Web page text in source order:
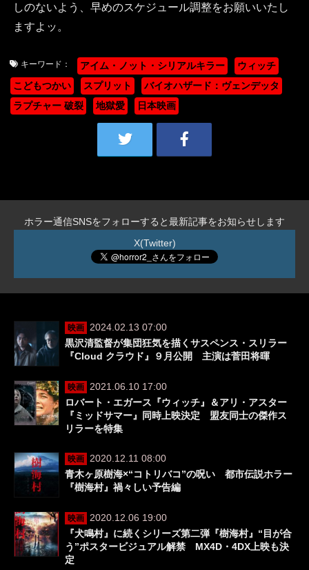
しのないよう、早めのスケジュール調整をお願いいたし
ますよッ。
キーワード： アイム・ノット・シリアルキラー
ウィッチ
こどもつかい
スプリット
バイオハザード：ヴェンデッタ
ラプチャー 破裂
地獄愛 日本映画
ホラー通信SNSをフォローすると最新記事をお知らせします
X(Twitter)
映画
2024.02.13 07:00
黒沢清監督が集団狂気を描くサスペンス・スリラー
『Cloud クラウド』９月公開 主演は菅田将暉
映画
2021.06.10 17:00
ロバート・エガース『ウィッチ』＆アリ・アスター
『ミッドサマー』同時上映決定 盟友同士の傑作ス
リラーを特集
映画
2020.12.11 08:00
青木ヶ原樹海×“コトリバコ”の呪い 都市伝説ホラー
『樹海村』禍々しい予告編
映画
2020.12.06 19:00
『犬鳴村』に続くシリーズ第二弾『樹海村』“目が合
う”ポスタービジュアル解禁 MX4D・4DX上映も決
定